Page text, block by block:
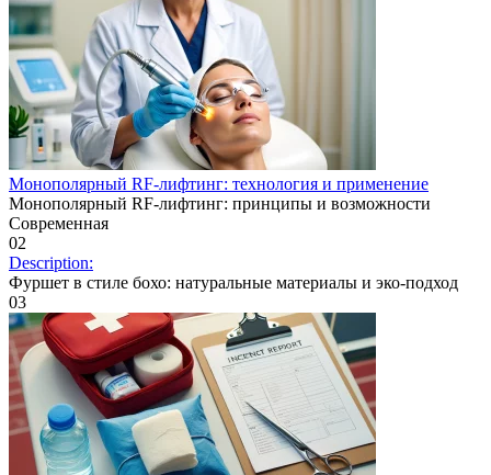
Монополярный RF-лифтинг: технология и применение
Монополярный RF-лифтинг: принципы и возможности
Современная
02
Description:
Фуршет в стиле бохо: натуральные материалы и эко-подход
03